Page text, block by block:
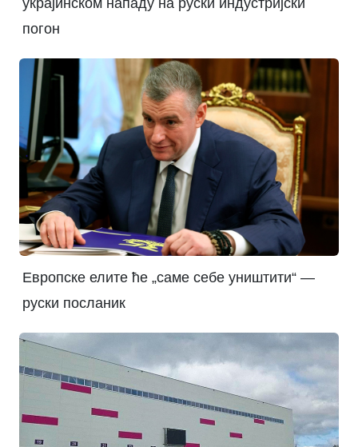
украјинском нападу на руски индустријски
погон
Европске елите ће „саме себе уништити“ —
руски посланик